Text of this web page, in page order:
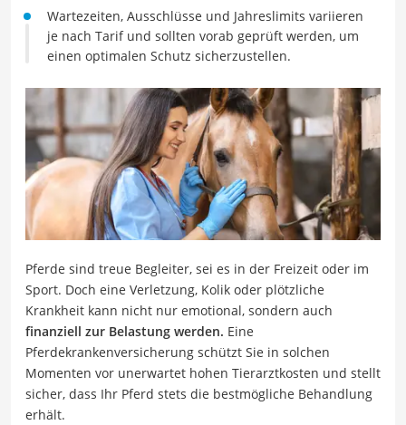
Wartezeiten, Ausschlüsse und Jahreslimits variieren
je nach Tarif und sollten vorab geprüft werden, um
einen optimalen Schutz sicherzustellen.
Pferde sind treue Begleiter, sei es in der Freizeit oder im
Sport. Doch eine Verletzung, Kolik oder plötzliche
Krankheit kann nicht nur emotional, sondern auch
finanziell zur Belastung werden. Eine
Pferdekrankenversicherung schützt Sie in solchen
Momenten vor unerwartet hohen Tierarztkosten und stellt
sicher, dass Ihr Pferd stets die bestmögliche Behandlung
erhält.